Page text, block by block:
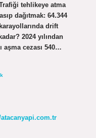
tehlikeye atma
dağıtmak: 64.344
drift
2024 yılından
aşma cezası 540…